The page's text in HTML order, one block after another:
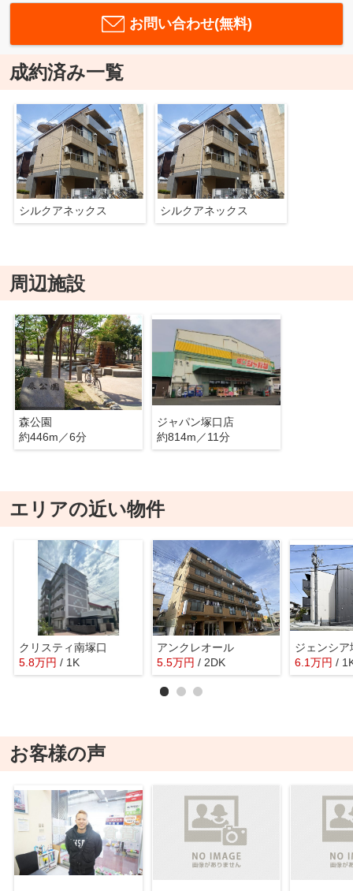
お問い合わせ(無料)
成約済み一覧
シルクアネックス シルクアネックス
周辺施設
森公園
約446m／6分
ジャパン塚口店
約814m／11分
エリアの近い物件
クリスティ南塚口
5.8万円 / 1K
アンクレオール
5.5万円 / 2DK
ジェンシア
6.1万円 /
お客様の声